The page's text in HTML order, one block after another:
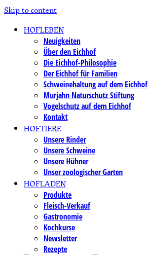
Skip to content
HOFLEBEN
Neuigkeiten
Über den Eichhof
Die Eichhof-Philosophie
Der Eichhof für Familien
Schweinehaltung auf dem Eichhof
Murjahn Naturschutz Stiftung
Vogelschutz auf dem Eichhof
Kontakt
HOFTIERE
Unsere Rinder
Unsere Schweine
Unsere Hühner
Unser zoologischer Garten
HOFLADEN
Produkte
Fleisch-Verkauf
Gastronomie
Kochkurse
Newsletter
Rezepte